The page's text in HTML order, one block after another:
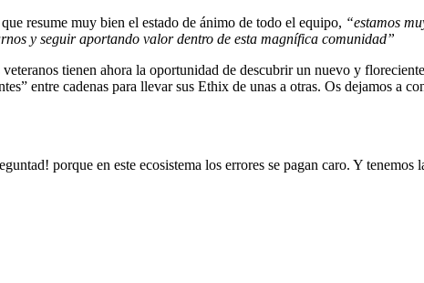
resume muy bien el estado de ánimo de todo el equipo, “estamos
y seguir aportando valor dentro de esta magnífica comunidad”
tienen ahora la oportunidad de descubrir un nuevo y
entre cadenas para llevar sus Ethix de unas a otras. Os dejamos a
porque en este ecosistema los errores se pagan caro. Y